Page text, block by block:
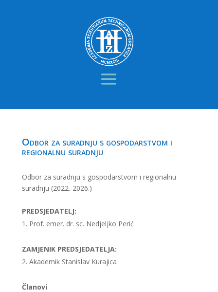
Odbor za suradnju s gospodarstvom i
regionalnu suradnju
Odbor za suradnju s gospodarstvom i regionalnu
suradnju (2022.-2026.)
PREDSJEDATELJ:
Prof. emer. dr. sc. Nedjeljko Perić
ZAMJENIK PREDSJEDATELJA:
Akademik Stanislav Kurajica
Članovi